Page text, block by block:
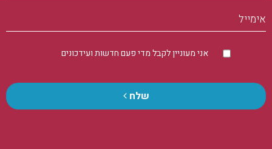
אימייל
אני מעוניין לקבל מדי פעם חדשות ועידכונים
שלח